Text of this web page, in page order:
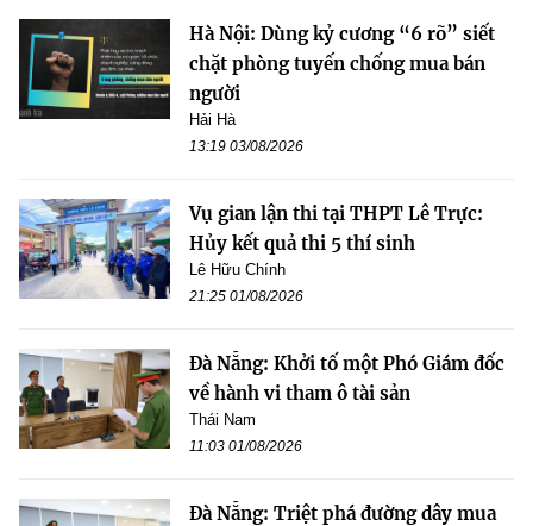
Hà Nội: Dùng kỷ cương “6 rõ” siết
chặt phòng tuyến chống mua bán
người
Hải Hà
13:19 03/08/2026
Vụ gian lận thi tại THPT Lê Trực:
Hủy kết quả thi 5 thí sinh
Lê Hữu Chính
21:25 01/08/2026
Đà Nẵng: Khởi tố một Phó Giám đốc
về hành vi tham ô tài sản
Thái Nam
11:03 01/08/2026
Đà Nẵng: Triệt phá đường dây mua